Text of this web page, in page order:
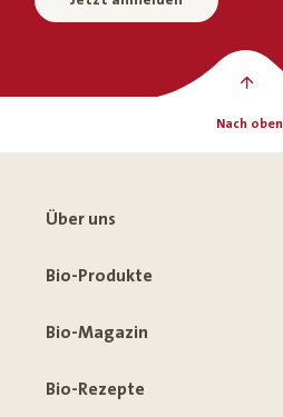
Nach oben
Über uns
Bio-Produkte
Bio-Magazin
Bio-Rezepte